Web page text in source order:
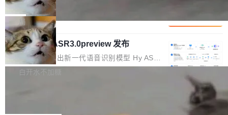
代码检索手段（如关键词匹配、目录遍历）仅能
在语法层面完成文本定位，难以触及代码的语义
内涵与结构关联，导致开发者使用代码智能体在
理解大规模代码仓时面临显著"代码仓理解"瓶
颈。 代码仓深度理解服务（以下简称" CodeBas
e深度理解服务"）是华为云码道（CodeA...
短剧部门，有互联网大厂背景。在公司内部架构
调整期间，部门三次通知全员将数据从A集群迁
移到B集群，王某都回复了"收到"。 他没有迁移
数据。2024年9月3日下午4点，他使用此前登录
的账号密码进入A集群，输入了一条被程序员圈
称为"删库跑路"的命令——最高管理员权限、无
che 量化 + 权重压缩，吞吐量提升 4
1%，成本降 30%
Kimi 和 GLM 是当前最强的大模型系列之一，但
它们有一个共同的问题：太吃显存了。月之暗面
的 Kimi K 系列和智谱的 GLM 都是长上下文、M
oE 架构的大模型，好用到让人上瘾，但 GPU 显
存永远不够用。 Cloudflare 的 Workers AI 团队
一直在跑这些模型的推理。他们在官方博客上发
局
腾讯混元 Hy ASR3.0preview 发布
腾讯混元正式推出新一代语音识别模型 Hy ASR
3.0preview。基于最新一代大语言模型 Hy3 的
白开水不加糖